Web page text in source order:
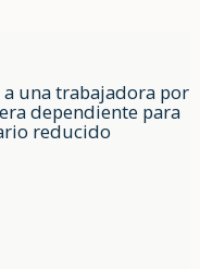
una trabajadora por
dependiente para
reducido